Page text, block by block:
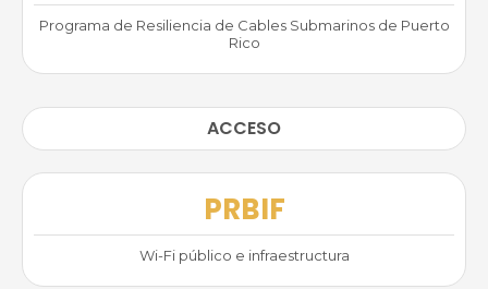
Programa de Resiliencia de Cables Submarinos de Puerto
Rico
ACCESO
PRBIF
Wi-Fi público e infraestructura